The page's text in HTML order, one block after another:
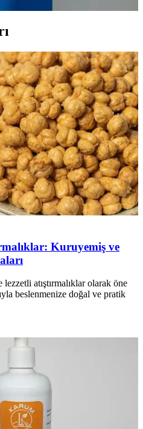
Kuruyemiş ve
atıştırmalıklar olarak öne
beslenmenize doğal ve pratik